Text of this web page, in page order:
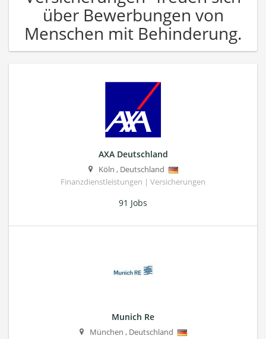
über Bewerbungen von
Menschen mit Behinderung.
AXA Deutschland
Köln , Deutschland
Finanzdienstleistungen | Versicherungen
91 Jobs
Munich Re
München , Deutschland